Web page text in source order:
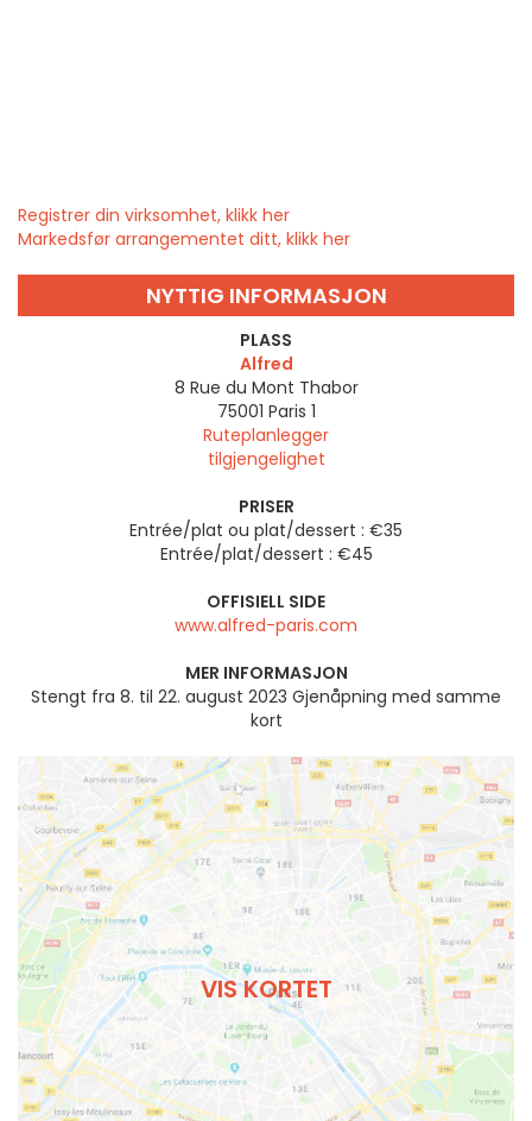
Registrer din virksomhet, klikk her
Markedsfør arrangementet ditt, klikk her
NYTTIG INFORMASJON
PLASS
Alfred
8 Rue du Mont Thabor
75001 Paris 1
Ruteplanlegger
tilgjengelighet
PRISER
Entrée/plat ou plat/dessert : €35
Entrée/plat/dessert : €45
OFFISIELL SIDE
www.alfred-paris.com
MER INFORMASJON
Stengt fra 8. til 22. august 2023 Gjenåpning med samme
kort
VIS KORTET